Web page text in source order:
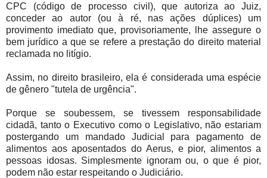
CPC (código de processo civil), que autoriza ao Juiz,
conceder ao autor (ou à ré, nas ações dúplices) um
provimento imediato que, provisoriamente, lhe assegure o
bem jurídico a que se refere a prestação do direito material
reclamada no litígio.
Assim, no direito brasileiro, ela é considerada uma espécie
de gênero "tutela de urgência".
Porque se soubessem, se tivessem responsabilidade
cidadã, tanto o Executivo como o Legislativo, não estariam
postergando um mandado Judicial para pagamento de
alimentos aos aposentados do Aerus, e pior, alimentos a
pessoas idosas. Simplesmente ignoram ou, o que é pior,
podem não estar respeitando o Judiciário.